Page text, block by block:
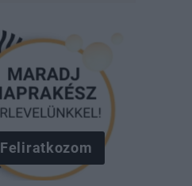
Feliratkozom